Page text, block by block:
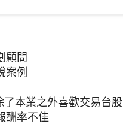
顧問
案例
本業之外喜歡交易台股
酬率不佳